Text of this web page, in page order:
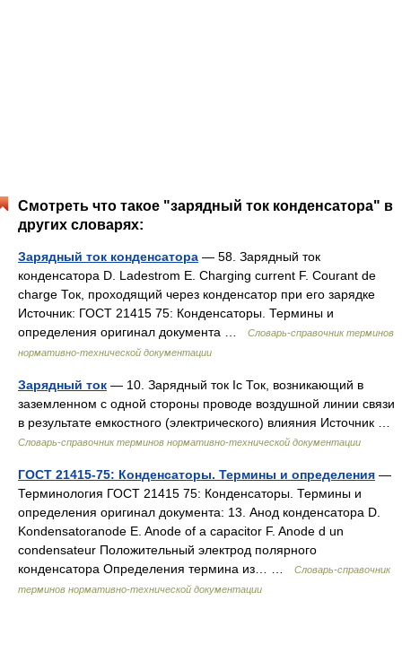
Смотреть что такое "зарядный ток конденсатора" в
других словарях:
Зарядный ток конденсатора — 58. Зарядный ток
конденсатора D. Ladestrom E. Charging current F. Courant de
charge Ток, проходящий через конденсатор при его зарядке
Источник: ГОСТ 21415 75: Конденсаторы. Термины и
определения оригинал документа …
Словарь-справочник терминов
нормативно-технической документации
Зарядный ток — 10. Зарядный ток Ic Ток, возникающий в
заземленном с одной стороны проводе воздушной линии связи
в результате емкостного (электрического) влияния Источник …
Словарь-справочник терминов нормативно-технической документации
ГОСТ 21415-75: Конденсаторы. Термины и определения —
Терминология ГОСТ 21415 75: Конденсаторы. Термины и
определения оригинал документа: 13. Анод конденсатора D.
Kondensatoranode E. Anode of a capacitor F. Anode d un
condensateur Положительный электрод полярного
конденсатора Определения термина из… …
Словарь-справочник
терминов нормативно-технической документации